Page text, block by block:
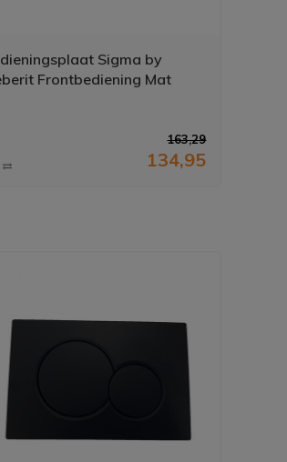
Sigma by
Frontbediening Mat
163,29
134,95